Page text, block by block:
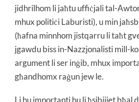
jidhrilhom li jaħtu uffiċjali tal-
mhux politiċi Laburisti), u min
(ħafna minnhom jistqarru li taħt
jgawdu biss in-Nazzjonalisti mill-
argument li ser inġib, mhux
għandhomx raġun jew le.
Li hu importanti hu li ħsibijiet bħal